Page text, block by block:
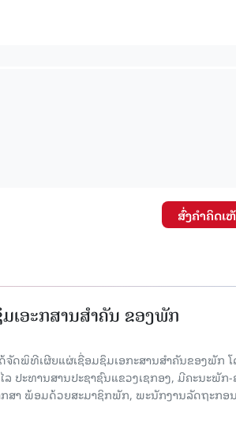
ສົ່ງຄໍາຄິດເ
ເອະກສານສໍາຄັນ ຂອງພັກ
ຈັດພິທີເຜີຍແຜ່ເຊື່ອມຊຶມເອກະສານສໍາຄັນຂອງພັກ
ປະທານສານປະຊາຊົນແຂວງເຊກອງ, ມີຄະນະພັກ-
ສາ ພ້ອມດ້ວຍສະມາຊິກພັກ, ພະນັກງານລັດຖະກອ